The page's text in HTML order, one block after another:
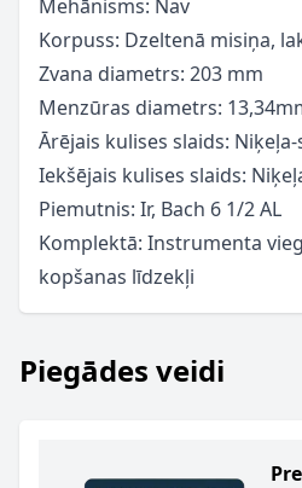
Mehānisms: Nav
Korpuss: Dzeltenā misiņa,
Zvana diametrs: 203 mm
Menzūras diametrs:
Ārējais kulises slaids:
Iekšējais kulises slaids:
Piemutnis: Ir, Bach 6 1/2 AL
Komplektā: Instrumenta
kopšanas līdzekļi
Piegādes veidi